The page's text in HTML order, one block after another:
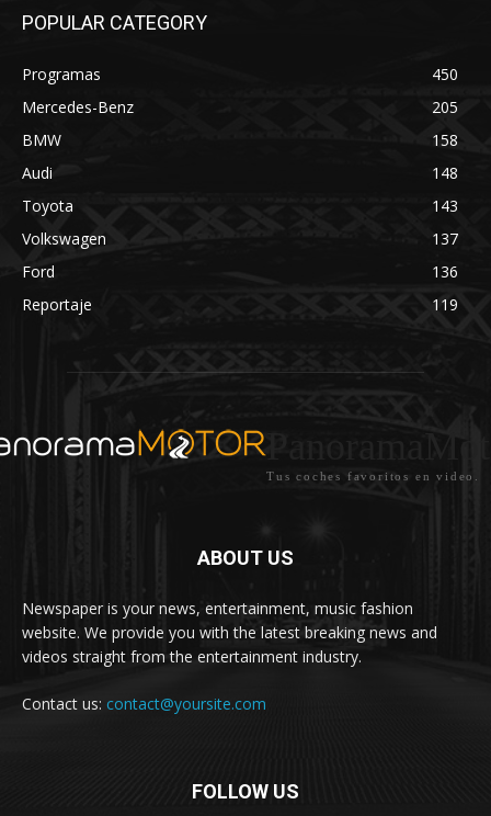
POPULAR CATEGORY
Programas
450
Mercedes-Benz
205
BMW
158
Audi
148
Toyota
143
Volkswagen
137
Ford
136
Reportaje
119
Tus coches favoritos en video.
ABOUT US
Newspaper is your news, entertainment, music fashion
website. We provide you with the latest breaking news and
videos straight from the entertainment industry.
Contact us: contact@yoursite.com
FOLLOW US